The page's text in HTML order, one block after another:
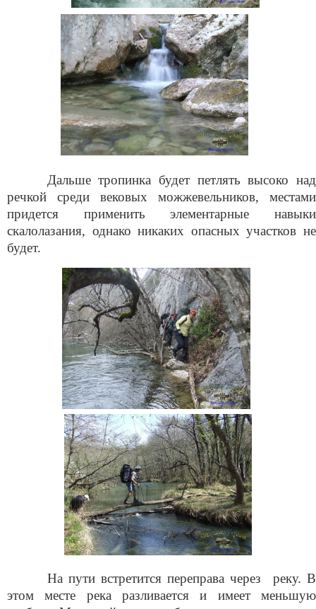
Дальше тропинка будет петлять высоко над
речкой среди вековых можжевельников, местами
придется применить элементарные навыки
скалолазания, однако никаких опасных участков не
будет.
На пути встретится переправа через реку. В
этом месте река разливается и имеет меньшую